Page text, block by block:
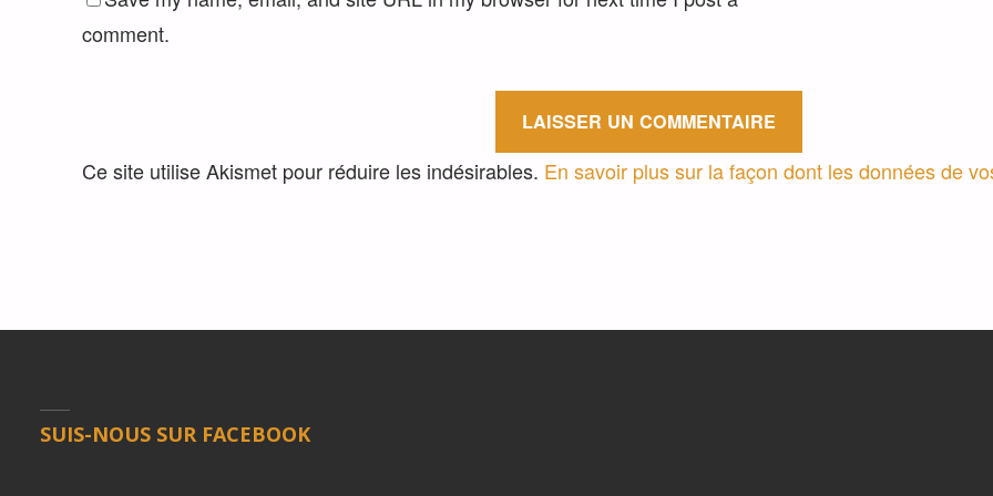
comment.
Ce site utilise Akismet pour réduire les indésirables. En savoir plus sur la façon dont les données de
SUIS-NOUS SUR FACEBOOK